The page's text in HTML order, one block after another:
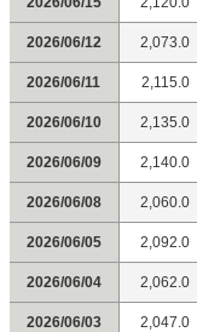
2026/06/12 2,073.0
2026/06/11 2,115.0
2026/06/10 2,135.0
2026/06/09 2,140.0
2026/06/08 2,060.0
2026/06/05 2,092.0
2026/06/04 2,062.0
2026/06/03 2,047.0